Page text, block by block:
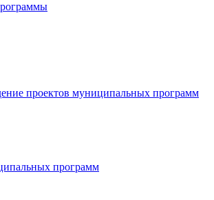
проектов муниципальных программ
программ